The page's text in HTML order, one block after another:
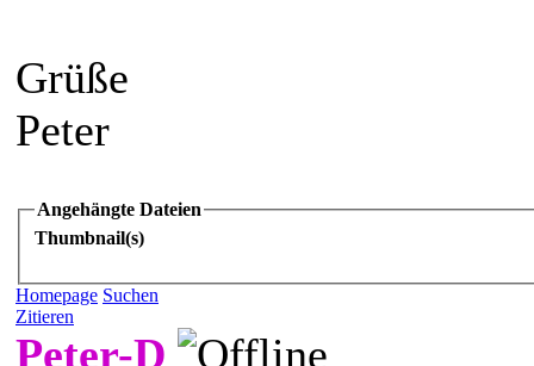
Grüße
Peter
Angehängte Dateien
Thumbnail(s)
Homepage Suchen
Zitieren
Peter-D